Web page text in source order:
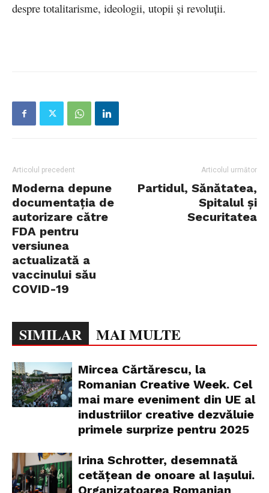
despre totalitarisme, ideologii, utopii și revoluții.
Articolul precedent
Moderna depune
documentaţia de
autorizare către
FDA pentru
versiunea
actualizată a
vaccinului său
COVID-19
Articolul următor
Partidul, Sănătatea,
Spitalul și
Securitatea
SIMILAR MAI MULTE
Mircea Cărtărescu, la
Romanian Creative Week. Cel
mai mare eveniment din UE al
industriilor creative dezvăluie
primele surprize pentru 2025
Irina Schrotter, desemnată
cetățean de onoare al Iașului.
Organizatoarea Romanian